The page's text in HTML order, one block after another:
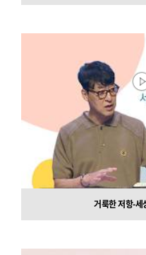
거룩한 저항-